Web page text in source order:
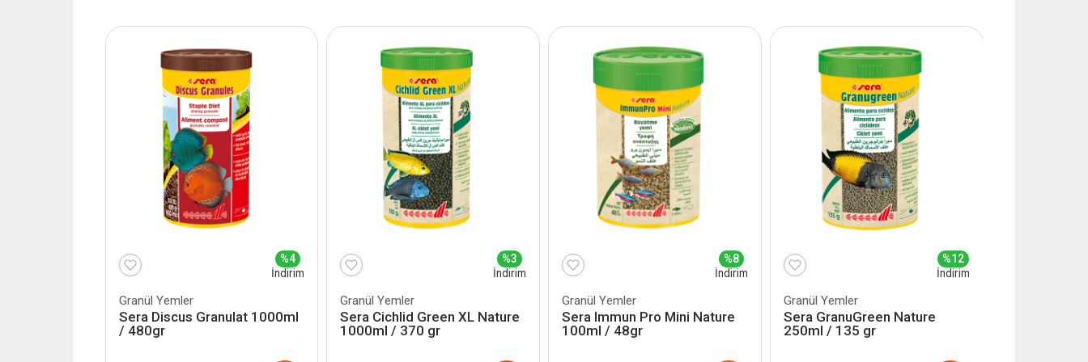
%4
İndirim
Granül Yemler
Sera Discus Granulat 1000ml
/ 480gr
%3
İndirim
Granül Yemler
Sera Cichlid Green XL Nature
1000ml / 370 gr
%8
İndirim
Granül Yemler
Sera Immun Pro Mini Nature
100ml / 48gr
%12
İndirim
Granül Yemler
Sera GranuGreen Nature
250ml / 135 gr